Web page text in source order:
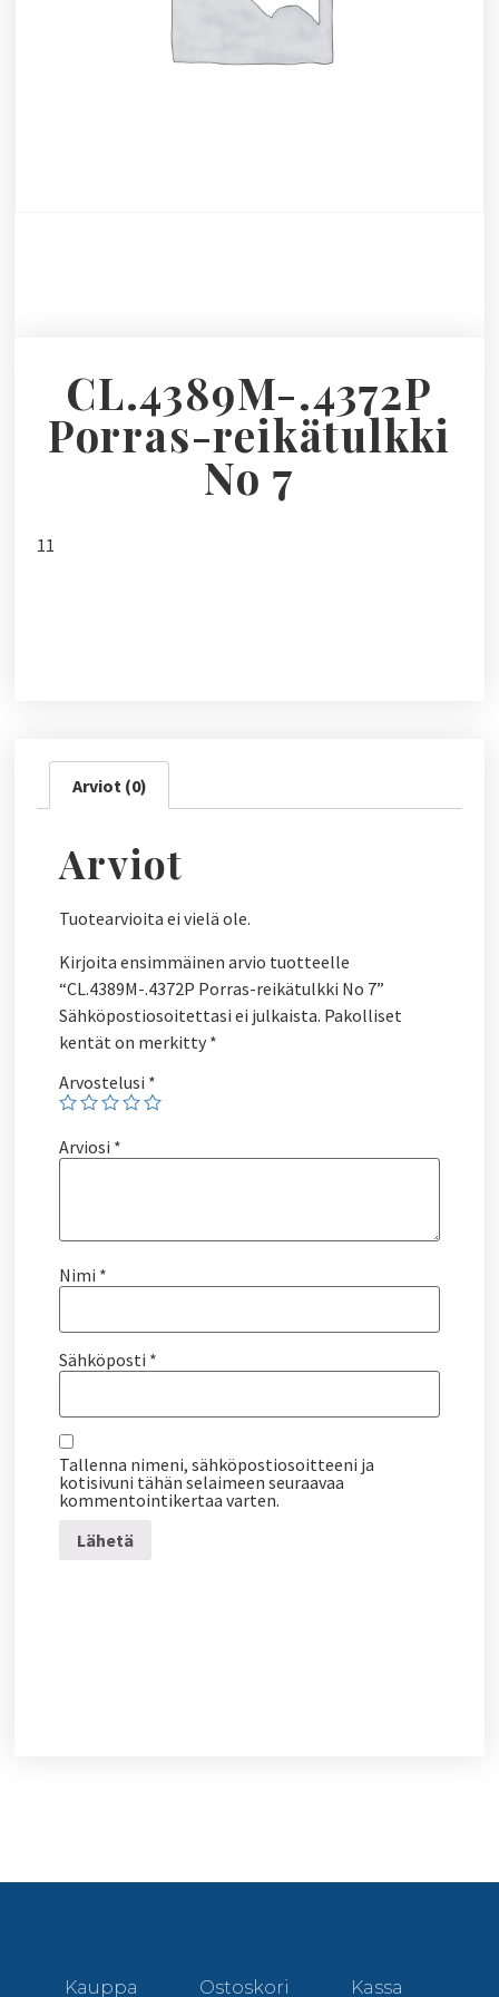
CL.4389M-.4372P
Porras-reikätulkki
No 7
11
Arviot (0)
Arviot
Tuotearvioita ei vielä ole.
Kirjoita ensimmäinen arvio tuotteelle
“CL.4389M-.4372P Porras-reikätulkki No 7”
Sähköpostiosoitettasi ei julkaista. Pakolliset
kentät on merkitty *
Arvostelusi *
Arviosi *
Nimi *
Sähköposti *
Tallenna nimeni, sähköpostiosoitteeni ja
kotisivuni tähän selaimeen seuraavaa
kommentointikertaa varten.
Kauppa Ostoskori Kassa